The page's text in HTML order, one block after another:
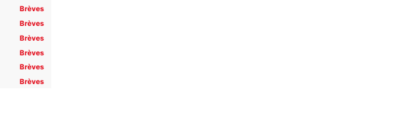
Brèves
Brèves
Brèves
Brèves
Brèves
Brèves